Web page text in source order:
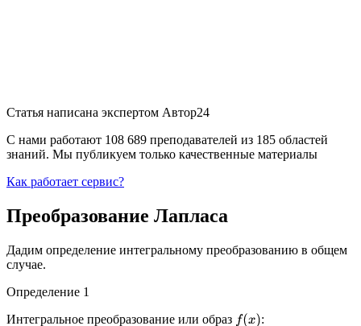
Статья написана экспертом Автор24
С нами работают 108 689 преподавателей из 185 областей
знаний. Мы публикуем только качественные материалы
Как работает сервис?
Преобразование Лапласа
Дадим определение интегральному преобразованию в общем
случае.
Определение 1
Интегральное преобразование или образ f(x) :